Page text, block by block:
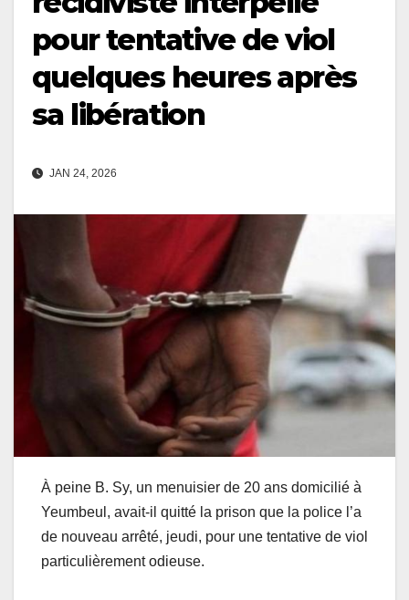
pour tentative de viol
quelques heures après
sa libération
JAN 24, 2026
À peine B. Sy, un menuisier de 20 ans domicilié à
Yeumbeul, avait-il quitté la prison que la police l’a
de nouveau arrêté, jeudi, pour une tentative de viol
particulièrement odieuse.